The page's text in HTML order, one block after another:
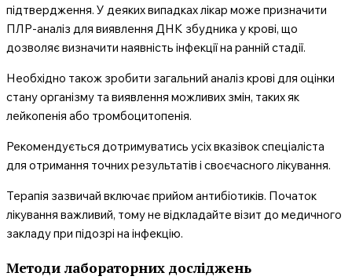
підтвердження. У деяких випадках лікар може призначити
ПЛР-аналіз для виявлення ДНК збудника у крові, що
дозволяє визначити наявність інфекції на ранній стадії.
Необхідно також зробити загальний аналіз крові для оцінки
стану організму та виявлення можливих змін, таких як
лейкопенія або тромбоцитопенія.
Рекомендується дотримуватись усіх вказівок спеціаліста
для отримання точних результатів і своєчасного лікування.
Терапія зазвичай включає прийом антибіотиків. Початок
лікування важливий, тому не відкладайте візит до медичного
закладу при підозрі на інфекцію.
Методи лабораторних досліджень